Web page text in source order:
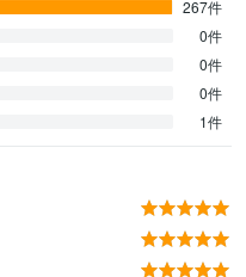
267件
0件
0件
0件
1件